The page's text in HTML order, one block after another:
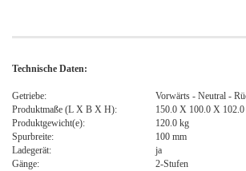
Technische Daten:
Getriebe:
Vorwärts - Neutral -
Produktmaße (L X B X H):
150.0 X 100.0 X 102.0
Produktgewicht(e):
120.0 kg
Spurbreite:
100 mm
Ladegerät:
ja
Gänge:
2-Stufen